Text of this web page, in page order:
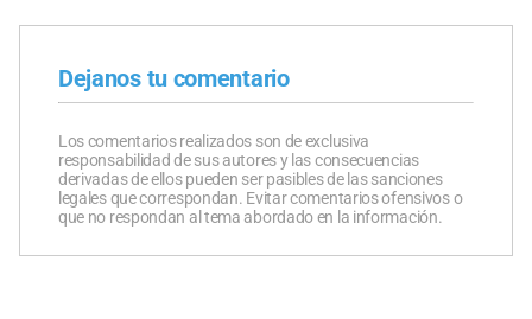
Dejanos tu comentario
Los comentarios realizados son de exclusiva
responsabilidad de sus autores y las consecuencias
derivadas de ellos pueden ser pasibles de las sanciones
legales que correspondan. Evitar comentarios ofensivos o
que no respondan al tema abordado en la información.